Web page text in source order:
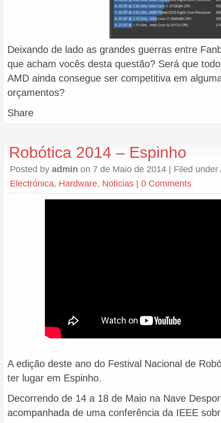
Deixando de lado as grandes guerras entre
que acham vocês desta questão? Será que
AMD ainda consegue ser competitiva em
orçamentos?
Share
Robótica 2014 – Espinho
Posted by admin on 7 de Maio de 2014 | Filed under
Electrónica, Hardware, Noticias | 0 Comments
A edição deste ano do Festival Nacional de
ter lugar em Espinho.
Decorrendo de 14 a 18 de Maio na Nave
acompanhada de uma conferência da IEEE